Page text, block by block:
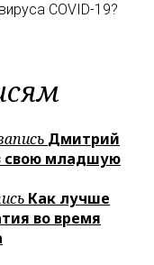
COVID-19?
Дмитрий
свою младшую
Как лучше
во время